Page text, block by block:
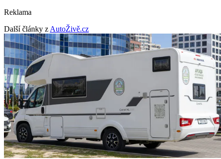
Reklama
Další články z AutoŽivě.cz